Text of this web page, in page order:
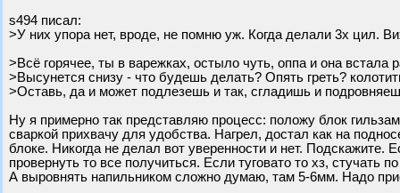
s494 писал:
>У них упора нет, вроде, не помню уж. Когда делали 3х цил.
>Всё горячее, ты в варежках, остыло чуть, оппа и она встала
>Высунется снизу - что будешь делать? Опять греть?
>Оставь, да и может подлезешь и так, сгладишь и
Ну я примерно так представляю процесс: положу блок
сваркой прихвачу для удобства. Нагрел, достал как на
блоке. Никогда не делал вот уверенности и нет.
провернуть то все получиться. Если туговато то хз, стучать
А выровнять напильником сложно думаю, там 5-6мм. Надо